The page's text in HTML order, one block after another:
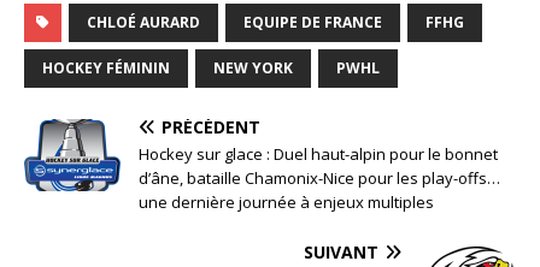
CHLOÉ AURARD EQUIPE DE FRANCE FFHG
HOCKEY FÉMININ NEW YORK PWHL
PRÉCÉDENT
Hockey sur glace : Duel haut-alpin pour le bonnet
d’âne, bataille Chamonix-Nice pour les play-offs…
une dernière journée à enjeux multiples
SUIVANT